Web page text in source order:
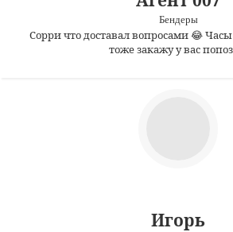
Бендеры
Сорри что доставал вопросами 😂
тоже закажу у вас
Игорь